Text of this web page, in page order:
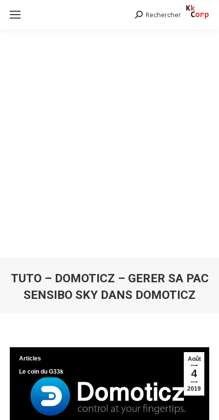
Search:
Rechercher
TUTO – DOMOTICZ – GERER SA PAC
SENSIBO SKY DANS DOMOTICZ
Août
4
2019
Articles
Le coin du G33k